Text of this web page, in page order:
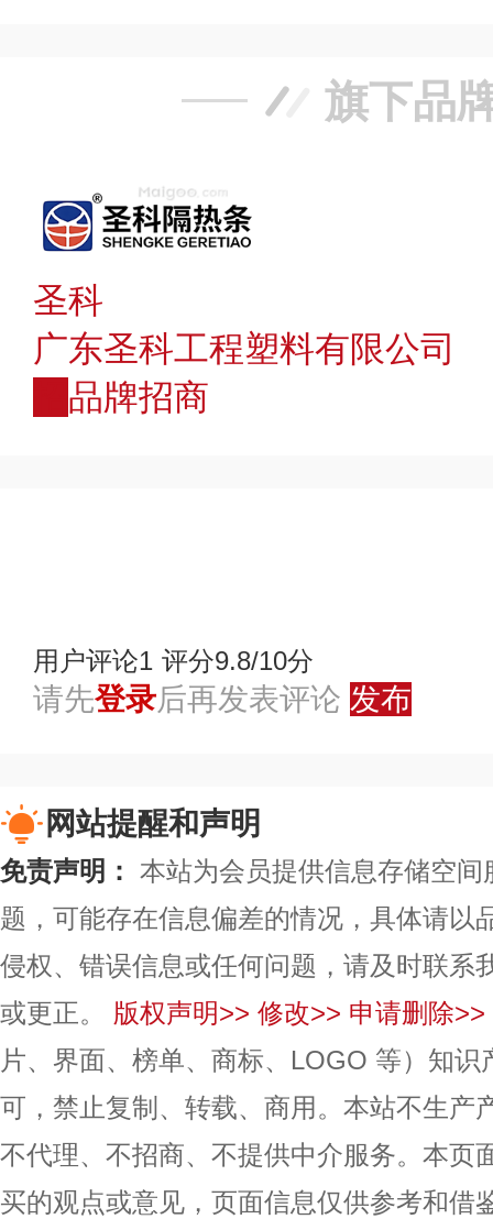
旗下品
圣科
广东圣科工程塑料有限公司
品牌招商
用户评论1 评分9.8/10分
请先登录后再发表评论 发布
网站提醒和声明
免责声明： 本站为会员提供信息存储空
题，可能存在信息偏差的情况，具体请以
侵权、错误信息或任何问题，请及时联系
或更正。
版权声明>> 修改>> 申请删除>>
片、界面、榜单、商标、LOGO 等）知
可，禁止复制、转载、商用。本站不生产
不代理、不招商、不提供中介服务。本页
买的观点或意见，页面信息仅供参考和借